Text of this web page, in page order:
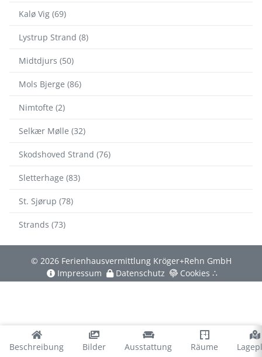
Beschreibung Bilder Ausstattung Räume
Kalø Vig (69)
Lystrup Strand (8)
Midtdjurs (50)
Mols Bjerge (86)
Nimtofte (2)
Selkær Mølle (32)
Skodshoved Strand (76)
Sletterhage (83)
St. Sjørup (78)
Strands (73)
© 2026 Ferienhausvermittlung Kröger+Rehn GmbH
Impressum
Datenschutz Cookies ∴